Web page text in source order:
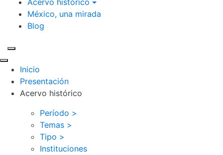
Acervo histórico
México, una mirada
Blog
Inicio
Presentación
Acervo histórico
Período >
Temas >
Tipo >
Instituciones